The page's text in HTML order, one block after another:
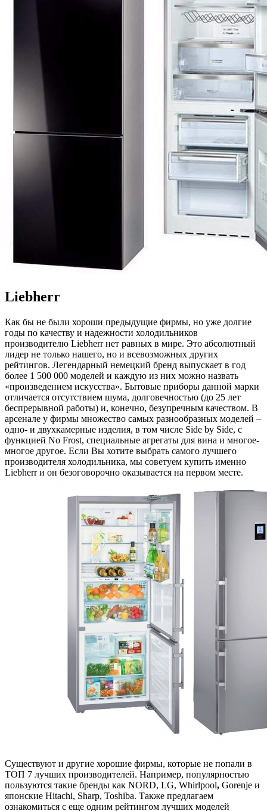
Liebherr
Как бы не были хороши предыдущие фирмы, но уже долгие
годы по качеству и надежности холодильников
производителю Liebherr нет равных в мире. Это абсолютный
лидер не только нашего, но и всевозможных других
рейтингов. Легендарный немецкий бренд выпускает в год
более 1 500 000 моделей и каждую из них можно назвать
«произведением искусства». Бытовые приборы данной марки
отличается отсутствием шума, долговечностью (до 25 лет
беспрерывной работы) и, конечно, безупречным качеством. В
арсенале у фирмы множество самых разнообразных моделей –
одно- и двухкамерные изделия, в том числе Side by Side, с
функцией No Frost, специальные агрегаты для вина и многое-
многое другое. Если Вы хотите выбрать самого лучшего
производителя холодильника, мы советуем купить именно
Liebherr и он безоговорочно оказывается на первом месте.
Существуют и другие хорошие фирмы, которые не попали в
ТОП 7 лучших производителей. Например, популярностью
пользуются такие бренды как NORD, LG, Whirlpool, Gorenje и
японские Hitachi, Sharp, Toshiba. Также предлагаем
ознакомиться с еще одним рейтингом лучших моделей